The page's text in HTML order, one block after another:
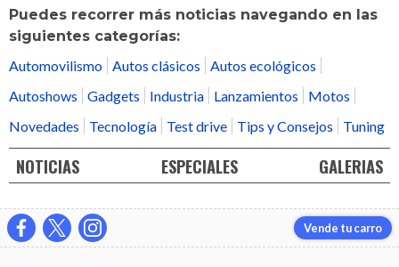
Puedes recorrer más noticias navegando en las
siguientes categorías:
Automovilismo Autos clásicos
Autos ecológicos
Autoshows
Gadgets Industria Lanzamientos
Motos
Novedades
Tecnología Test drive Tips y Consejos Tuning
NOTICIAS ESPECIALES GALERIAS
Vende tu carro